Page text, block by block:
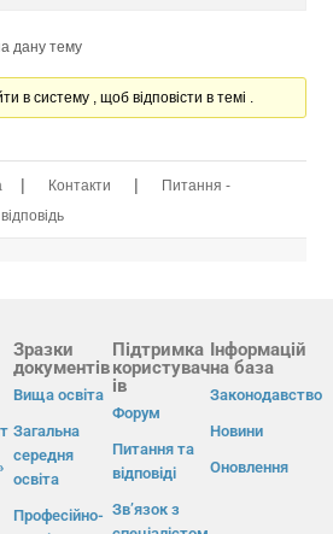
дану тему
в систему , щоб відповісти в темі .
| Контакти |
Питання -
відповідь
Зразки
документів
Вища освіта
Загальна
середня
освіта
Професійно-
Підтримка
користувач
ів
Форум
Питання та
відповіді
Зв’язок з
Інформацій
на база
Законодавство
Новини
Оновлення